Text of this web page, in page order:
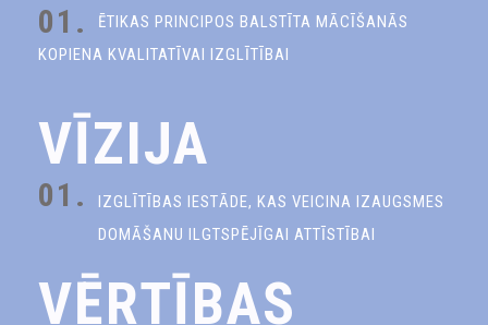
01.
ĒTIKAS PRINCIPOS BALSTĪTA MĀCĪŠANĀS
KOPIENA KVALITATĪVAI IZGLĪTĪBAI
VĪZIJA
01.
IZGLĪTĪBAS IESTĀDE, KAS VEICINA IZAUGSMES
DOMĀŠANU ILGTSPĒJĪGAI ATTĪSTĪBAI
VĒRTĪBAS